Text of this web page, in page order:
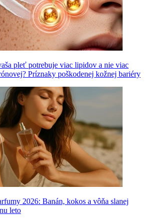
pleť potrebuje viac lipidov a nie viac
Príznaky poškodenej kožnej bariéry
2026: Banán, kokos a vôňa slanej
leto